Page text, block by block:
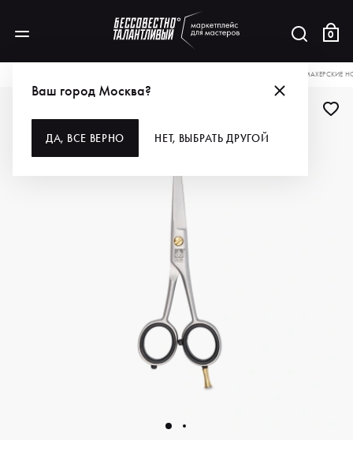
0
Ваш город Москва?
ДА, ВСЕ ВЕРНО НЕТ, ВЫБРАТЬ ДРУГОЙ
DEWAL PRO